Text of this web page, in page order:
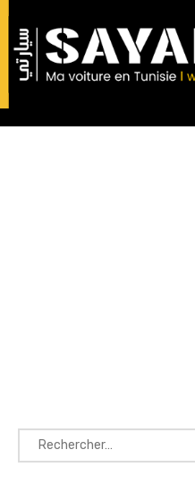
Rechercher :